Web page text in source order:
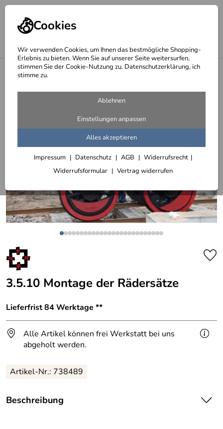
Cookies
Wir verwenden Cookies, um Ihnen das bestmögliche Shopping-
Erlebnis zu bieten. Wenn Sie auf unserer Seite weitersurfen,
stimmen Sie der Cookie-Nutzung zu. Datenschutzerklärung, ich
stimme zu.
Ablehnen
Einstellungen anpassen
Alles akzeptieren
Impressum Datenschutz AGB
Widerrufsrecht
Widerrufsformular
Vertrag widerrufen
Lok Buch - das Tagebuch unserer Dampflokomotive - The Duchess
3.5.10 Montage der Rädersätze
Lieferfrist 84 Werktage **
Alle Artikel können frei Werkstatt bei uns
abgeholt werden.
Artikel-Nr.: 738489
Beschreibung